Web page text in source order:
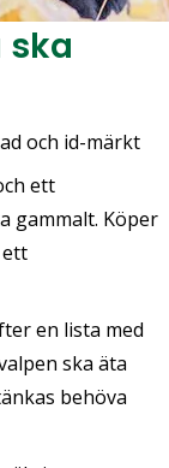
ska
och id-märkt
ett
gammalt. Köper
ett
en lista med
ska äta
behöva